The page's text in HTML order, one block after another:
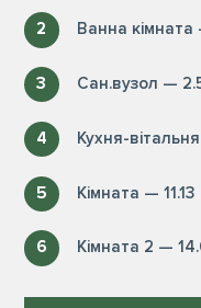
2 Ванна
3 Сан.вузол —
4 Кухня-
5 Кімната — 11.13
6 Кімната 2 —